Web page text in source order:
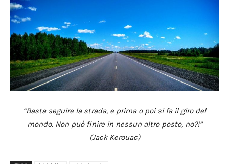
“Basta seguire la strada, e prima o poi si fa il giro del
mondo. Non può finire in nessun altro posto, no?!”
(Jack Kerouac)